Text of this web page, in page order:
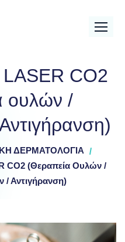
CO2
ουλών /
ΔΕΡΜΑΤΟΛΟΓΙΑ
CO2 (Θεραπεία Ουλών /
Αντιγήρανση)